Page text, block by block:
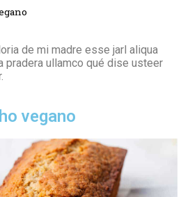
de mi madre esse jarl aliqua
pradera ullamco qué dise usteer
vegano